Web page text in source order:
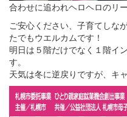
合わせに追われヘロヘロのリ
ご安心ください、子育てしな
たでもウエルカムです！
明日は５階だけでなく１階イ
す。
天気は冬に逆戻りですが、キ